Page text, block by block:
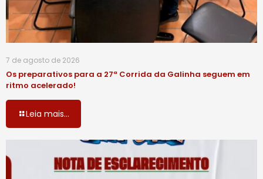
7 de agosto de 2026
Os preparativos para a 27ª Corrida da Galinha seguem em
ritmo acelerado!
Leia mais...